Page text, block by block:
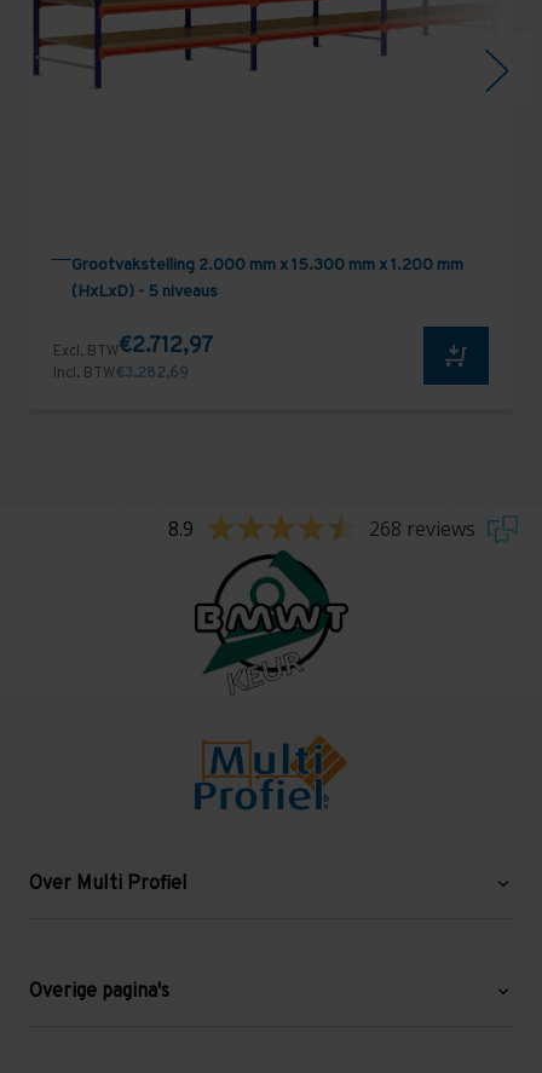
Grootvakstelling 2.000 mm x 15.300 mm x 1.200 mm
(HxLxD) - 5 niveaus
Excl. BTW€2.712,97
Incl. BTW€3.282,69
8.9 268 reviews
Over Multi Profiel
Blog
Overige pagina's